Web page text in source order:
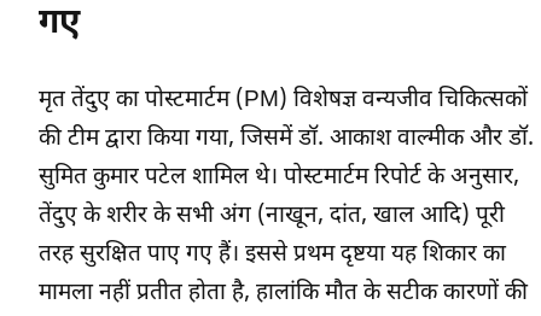
गए
मृत तेंदुए का पोस्टमार्टम (PM) विशेषज्ञ वन्यजीव चिकित्सकों
की टीम द्वारा किया गया, जिसमें डॉ. आकाश वाल्मीक और डॉ.
सुमित कुमार पटेल शामिल थे। पोस्टमार्टम रिपोर्ट के अनुसार,
तेंदुए के शरीर के सभी अंग (नाखून, दांत, खाल आदि) पूरी
तरह सुरक्षित पाए गए हैं। इससे प्रथम दृष्टया यह शिकार का
मामला नहीं प्रतीत होता है, हालांकि मौत के सटीक कारणों की